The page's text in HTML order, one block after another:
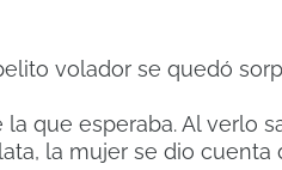
volador se quedó
que esperaba. Al verlo
la mujer se dio